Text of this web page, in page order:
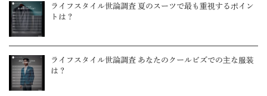
ライフスタイル世論調査 夏のスーツで最も重視するポイン
トは？
ライフスタイル世論調査 あなたのクールビズでの主な服装
は？